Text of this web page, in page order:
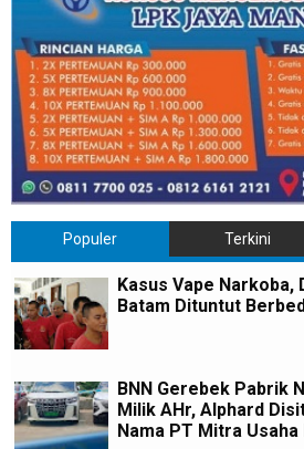
Populer Terkini
Kasus Vape
Batam Dituntut
BNN Gerebek Pabrik
Milik AHr, Alphard
Nama PT Mitra